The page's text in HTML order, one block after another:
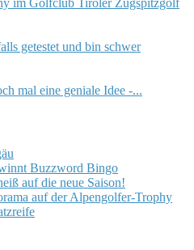
im Golfclub Tiroler Zugspitzgolf
getestet und bin schwer
mal eine geniale Idee -...
Buzzword Bingo
auf die neue Saison!
auf der Alpengolfer-Trophy